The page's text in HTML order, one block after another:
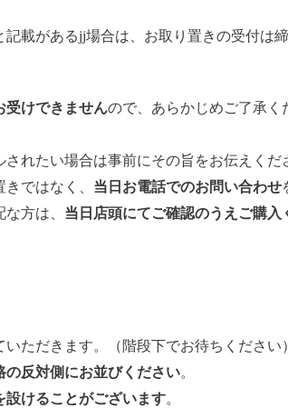
載があるjj場合は、お取り置きの受付は
受けできませんので、あらかじめご了承く
れたい場合は事前にその旨をお伝えくだ
ではなく、 当日お電話でのお問い合わせ
方は、 当日店頭にてご確認のうえご購入
いただきます。（階段下でお待ちください）
の反対側にお並びください。
設けることがございます。